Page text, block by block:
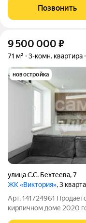
новый центр
концепция «10-
Позвонить
9 500 000 ₽
71 м² 3-комн. квартира
новостройка
улица С.С. Бехтеева,7
ЖК «Виктория», 3
Арт. 141724961
кирпичном доме 2020 года